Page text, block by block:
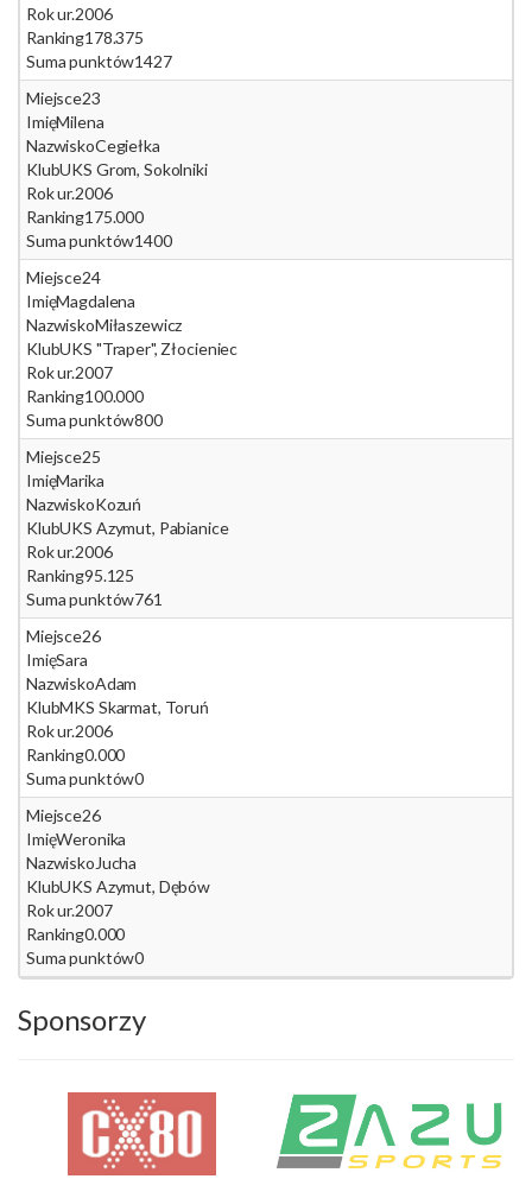
Rok ur.2006
Ranking178.375
Suma punktów1427
Miejsce23
ImięMilena
NazwiskoCegiełka
KlubUKS Grom, Sokolniki
Rok ur.2006
Ranking175.000
Suma punktów1400
Miejsce24
ImięMagdalena
NazwiskoMiłaszewicz
KlubUKS "Traper", Złocieniec
Rok ur.2007
Ranking100.000
Suma punktów800
Miejsce25
ImięMarika
NazwiskoKozuń
KlubUKS Azymut, Pabianice
Rok ur.2006
Ranking95.125
Suma punktów761
Miejsce26
ImięSara
NazwiskoAdam
KlubMKS Skarmat, Toruń
Rok ur.2006
Ranking0.000
Suma punktów0
Miejsce26
ImięWeronika
Nazwisko Jucha
KlubUKS Azymut, Dębów
Rok ur.2007
Ranking0.000
Suma punktów0
Sponsorzy